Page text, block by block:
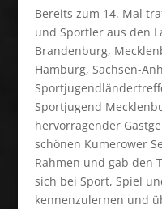
Bereits zum 14. Mal
und Sportler aus den
Brandenburg,
Hamburg, Sachsen-
Sportjugend
hervorragender
schönen Kumerower
Rahmen und gab den
sich bei Sport, Spiel
kennenzulernen und